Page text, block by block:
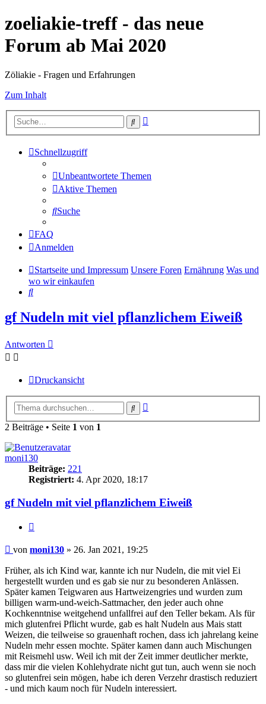
zoeliakie-treff - das neue
Forum ab Mai 2020
Zöliakie - Fragen und Erfahrungen
Zum Inhalt
Suche
Schnellzugriff
Unbeantwortete Themen
Aktive Themen
Suche
FAQ
Anmelden
Startseite und Impressum Unsere Foren Ernährung Was und
wo wir einkaufen
Suche
gf Nudeln mit viel pflanzlichem Eiweiß
Antworten
Druckansicht
Suche
2 Beiträge • Seite 1 von 1
moni130
Beiträge: 221
Registriert: 4. Apr 2020, 18:17
gf Nudeln mit viel pflanzlichem Eiweiß
Beitrag
von moni130 » 26. Jan 2021, 19:25
Früher, als ich Kind war, kannte ich nur Nudeln, die mit viel Ei
hergestellt wurden und es gab sie nur zu besonderen Anlässen.
Später kamen Teigwaren aus Hartweizengries und wurden zum
billigen warm-und-weich-Sattmacher, den jeder auch ohne
Kochkenntnise weitgehend unfallfrei auf den Teller bekam. Als für
mich glutenfrei Pflicht wurde, gab es halt Nudeln aus Mais statt
Weizen, die teilweise so grauenhaft rochen, dass ich jahrelang keine
Nudeln mehr essen mochte. Später kamen dann auch Mischungen
mit Reismehl usw. Weil ich mit der Zeit immer deutlicher merkte,
dass mir die vielen Kohlehydrate nicht gut tun, auch wenn sie noch
so glutenfrei sein mögen, habe ich deren Verzehr drastisch reduziert
- und mich kaum noch für Nudeln interessiert.